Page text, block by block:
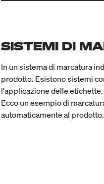
SISTEMI DI
In un sistema di marcatura
prodotto. Esistono sistemi
l'applicazione delle etichette.
Ecco un esempio di
automaticamente al prodotto.